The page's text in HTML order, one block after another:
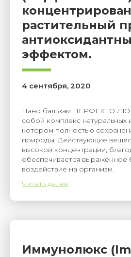
растительный
эффектом.
4 сентября, 2020
Нано бальзам ПЕРФЕКТО
собой комплекс натуральных
котором полностью
природы. Действующие
высокой концентрации,
обеспечивается выраженное
воздействие на организм.
Читать далее
Иммунолюкс